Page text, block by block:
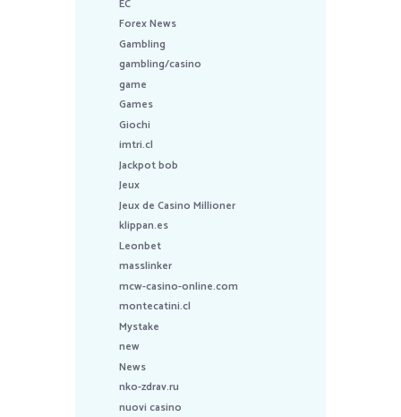
EC
Forex News
Gambling
gambling/casino
game
Games
Giochi
imtri.cl
Jackpot bob
Jeux
Jeux de Casino Millioner
klippan.es
Leonbet
masslinker
mcw-casino-online.com
montecatini.cl
Mystake
new
News
nko-zdrav.ru
nuovi casino